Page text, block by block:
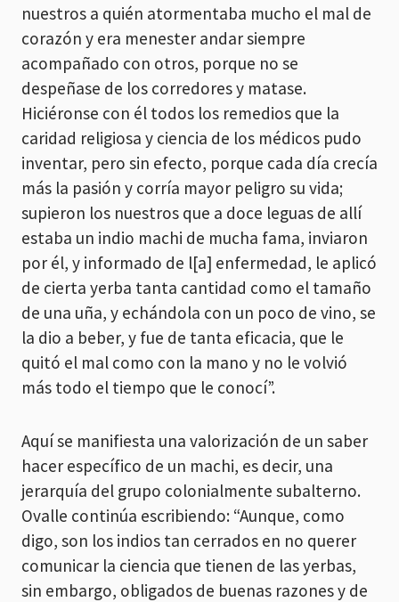
nuestros a quién atormentaba mucho el mal de
corazón y era menester andar siempre
acompañado con otros, porque no se
despeñase de los corredores y matase.
Hiciéronse con él todos los remedios que la
caridad religiosa y ciencia de los médicos pudo
inventar, pero sin efecto, porque cada día crecía
más la pasión y corría mayor peligro su vida;
supieron los nuestros que a doce leguas de allí
estaba un indio machi de mucha fama, inviaron
por él, y informado de l[a] enfermedad, le aplicó
de cierta yerba tanta cantidad como el tamaño
de una uña, y echándola con un poco de vino, se
la dio a beber, y fue de tanta eficacia, que le
quitó el mal como con la mano y no le volvió
más todo el tiempo que le conocí”.
Aquí se manifiesta una valorización de un saber
hacer específico de un machi, es decir, una
jerarquía del grupo colonialmente subalterno.
Ovalle continúa escribiendo: “Aunque, como
digo, son los indios tan cerrados en no querer
comunicar la ciencia que tienen de las yerbas,
sin embargo, obligados de buenas razones y de